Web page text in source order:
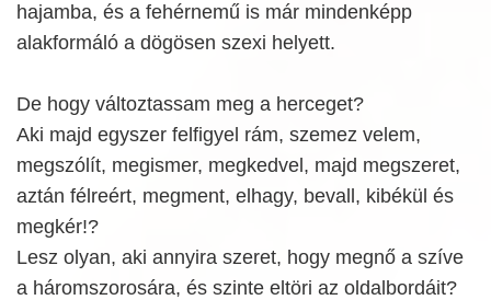
hajamba, és a fehérnemű is már mindenképp
alakformáló a dögösen szexi helyett.
De hogy változtassam meg a herceget?
Aki majd egyszer felfigyel rám, szemez velem,
megszólít, megismer, megkedvel, majd megszeret,
aztán félreért, megment, elhagy, bevall, kibékül és
megkér!?
Lesz olyan, aki annyira szeret, hogy megnő a szíve
a háromszorosára, és szinte eltöri az oldalbordáit?